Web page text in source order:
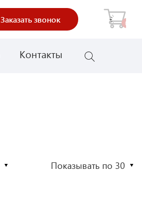
Заказать звонок 0
Контакты
Показывать по 30